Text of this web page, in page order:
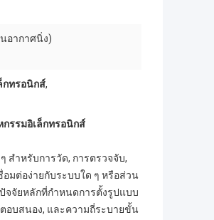
อากาศนิ่ง)
กทรอนิกส์,
กรรมอิเล็กทรอนิกส์
สําหรับการวัด, การตรวจจับ,
มต่อง่ายกับระบบใด ๆ หรือส่วน
จจัยหลักที่กําหนดการตั้งรูปแบบ
อบสนอง, และความถี่ระบายขั้น